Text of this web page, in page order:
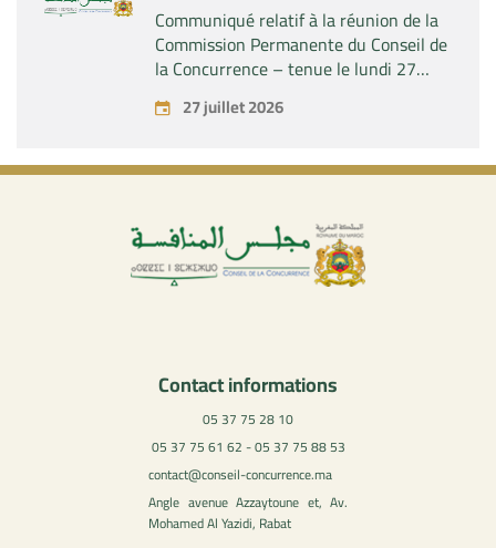
Communiqué relatif à la réunion de la
Commission Permanente du Conseil de
la Concurrence – tenue le lundi 27
juillet 2026
27 juillet 2026
Contact informations
05 37 75 28 10
05 37 75 61 62 - 05 37 75 88 53
contact@conseil-concurrence.ma
Angle avenue Azzaytoune et, Av.
Mohamed Al Yazidi, Rabat